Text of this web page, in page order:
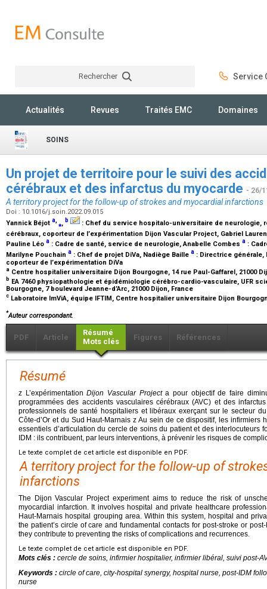
Rechercher Service
Actualités Revues Traités EMC Domaines
SOINS
Un projet de territoire pour le suivi des
cérébraux et des infarctus du myocarde - 26/
A territory project for the follow-up of strokes and myocardial infarctions
Doi : 10.1016/j.soin.2022.09.015
Yannick Béjot a,⁎, b : Chef du service hospitalo-universitaire de
cérébraux, coporteur de l’expérimentation Dijon Vascular Project, Gabriel
Pauline Léo a : Cadre de santé, service de neurologie, Anabelle Combes a :
Marilyne Pouchain a : Chef de projet DiVa, Nadiège Baille a : Directrice générale,
coporteur de l’expérimentation DiVa
a Centre hospitalier universitaire Dijon Bourgogne, 14 rue Paul-Gaffarel, 21000
b EA 7460 physiopathologie et épidémiologie cérébro-cardio-vasculaire, UFR
Bourgogne, 7 boulevard Jeanne-d’Arc, 21000 Dijon, France
c Laboratoire ImViA, équipe IFTIM, Centre hospitalier universitaire Dijon
*Auteur correspondant.
PDF Article
Résumé
Mots clés
Figures Références
Résumé
z L’expérimentationDijon Vascular Projecta pour objectif de faire
programmées des accidents vasculaires cérébraux (AVC) et des
professionnels de santé hospitaliers et libéraux exerçant sur le secteur
Côte-d’Or et du Sud Haut-Marnais z Au sein de ce dispositif, les infirmiers
essentiels d’articulation du cercle de soins du patient et des interlocuteurs
IDM : ils contribuent, par leurs interventions, à prévenir les risques de
Le texte complet de cet article est disponible en PDF.
A territory project for the follow-up of
infarctions
The Dijon Vascular Project experiment aims to reduce the risk of
myocardial infarction. It involves hospital and private healthcare
Haut-Marnais hospital grouping area. Within this system, hospital and
the patient’s circle of care and fundamental contacts for post-stroke or
they contribute to preventing the risks of complications and recurrences.
Le texte complet de cet article est disponible en PDF.
Mots clés : cercle de soins, infirmier hospitalier, infirmier libéral, suivi post-
Keywords : circle of care, city-hospital synergy, hospital nurse, post-IDM
nurse